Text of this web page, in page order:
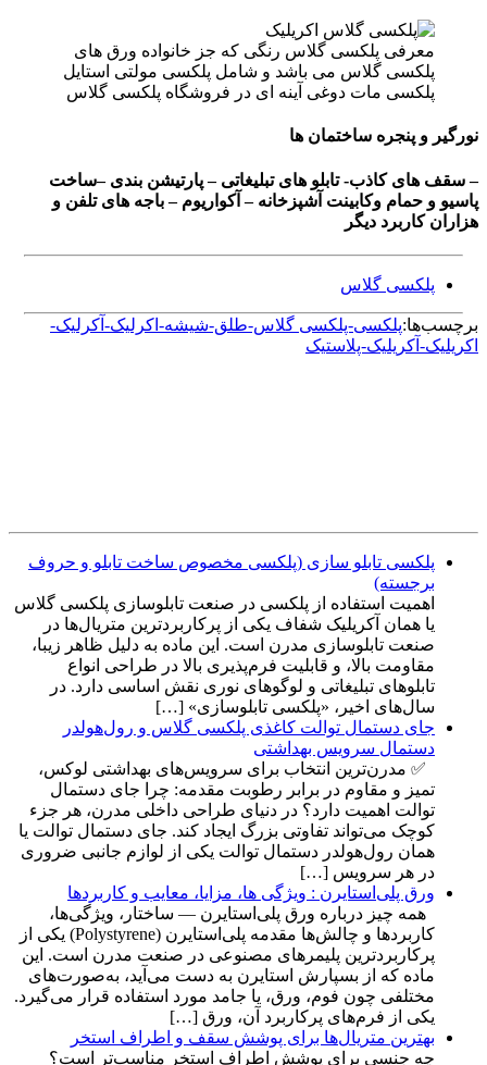
معرفی پلکسی گلاس رنگی که جز خانواده ورق های
پلکسی گلاس می باشد و شامل پلکسی مولتی استایل
پلکسی مات دوغی آینه ای در فروشگاه پلکسی گلاس
نورگیر و پنجره ساختمان ها
– سقف های کاذب- تابلو های تبلیغاتی – پارتیشن بندی –ساخت
پاسیو و حمام وکابینت آشپزخانه – آکواریوم – باجه های تلفن و
هزاران کاربرد دیگر
پلکسی گلاس
برچسب‌ها:پلکسی-پلکسی گلاس-طلق-شیشه-اکرلیک-آکرلیک-
اکریلیک-آکریلیک-پلاستیک
پلکسی تابلو سازی (پلکسی مخصوص ساخت تابلو و حروف
برجسته)
اهمیت استفاده از پلکسی در صنعت تابلوسازی پلکسی گلاس
یا همان آکریلیک شفاف یکی از پرکاربردترین متریال‌ها در
صنعت تابلوسازی مدرن است. این ماده به دلیل ظاهر زیبا،
مقاومت بالا، و قابلیت فرم‌پذیری بالا در طراحی انواع
تابلوهای تبلیغاتی و لوگوهای نوری نقش اساسی دارد. در
سال‌های اخیر، «پلکسی تابلوسازی» […]
جای دستمال توالت کاغذی پلکسی گلاس و رول‌هولدر
دستمال سرویس بهداشتی
✅ مدرن‌ترین انتخاب برای سرویس‌های بهداشتی لوکس،
تمیز و مقاوم در برابر رطوبت مقدمه: چرا جای دستمال
توالت اهمیت دارد؟ در دنیای طراحی داخلی مدرن، هر جزء
کوچک می‌تواند تفاوتی بزرگ ایجاد کند. جای دستمال توالت یا
همان رول‌هولدر دستمال توالت یکی از لوازم جانبی ضروری
در هر سرویس […]
ورق‌ پلی‌استایرن : ویژگی ها، مزایا، معایب و کاربردها
همه چیز درباره ورق پلی‌استایرن — ساختار، ویژگی‌ها،
کاربردها و چالش‌ها مقدمه پلی‌استایرن (Polystyrene) یکی از
پرکاربردترین پلیمرهای مصنوعی در صنعت مدرن است. این
ماده که از بسپارش استایرن به دست می‌آید، به‌صورت‌های
مختلفی چون فوم، ورق، یا جامد مورد استفاده قرار می‌گیرد.
یکی از فرم‌های پرکاربرد آن، ورق […]
بهترین متریال‌ها برای پوشش سقف و اطراف استخر
چه جنسی برای پوشش اطراف استخر مناسب‌تر است؟